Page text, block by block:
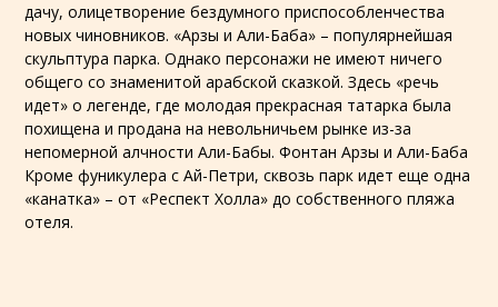
дачу, олицетворение бездумного приспособленчества
новых чиновников. «Арзы и Али-Баба» – популярнейшая
скульптура парка. Однако персонажи не имеют ничего
общего со знаменитой арабской сказкой. Здесь «речь
идет» о легенде, где молодая прекрасная татарка была
похищена и продана на невольничьем рынке из-за
непомерной алчности Али-Бабы. Фонтан Арзы и Али-Баба
Кроме фуникулера с Ай-Петри, сквозь парк идет еще одна
«канатка» – от «Респект Холла» до собственного пляжа
отеля.